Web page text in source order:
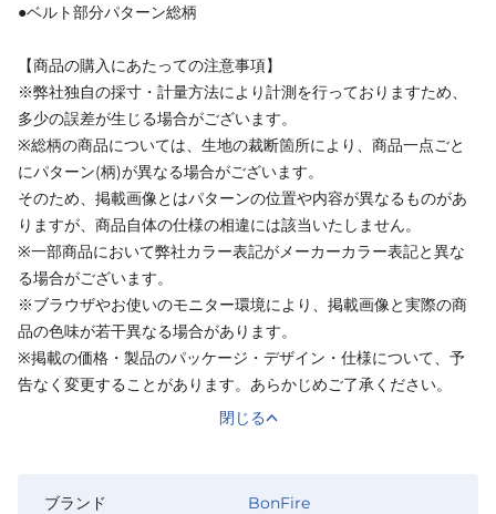
●ベルト部分パターン総柄
【商品の購入にあたっての注意事項】
※弊社独自の採寸・計量方法により計測を行っておりますため、
多少の誤差が生じる場合がございます。
※総柄の商品については、生地の裁断箇所により、商品一点ごと
にパターン(柄)が異なる場合がございます。
そのため、掲載画像とはパターンの位置や内容が異なるものがあ
りますが、商品自体の仕様の相違には該当いたしません。
※一部商品において弊社カラー表記がメーカーカラー表記と異な
る場合がございます。
※ブラウザやお使いのモニター環境により、掲載画像と実際の商
品の色味が若干異なる場合があります。
※掲載の価格・製品のパッケージ・デザイン・仕様について、予
告なく変更することがあります。あらかじめご了承ください。
閉じる
ブランド
BonFire